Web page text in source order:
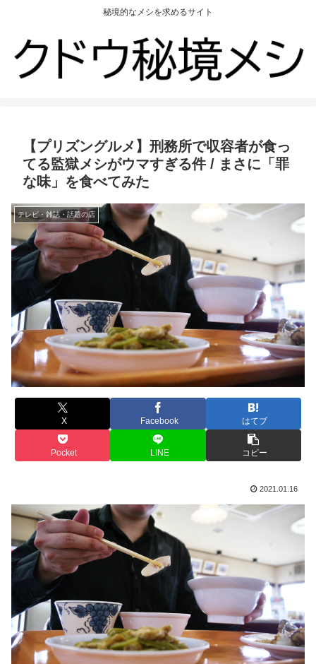
秘境的なメシを求めるサイト
【プリズングルメ】刑務所で収容者が食っ
てる監獄メシがウマすぎる件 / まさに「罪
な味」を食べてみた
テレビ・雑誌・話題の店
X Facebook はてブ
Pocket LINE コピー
2021.01.16